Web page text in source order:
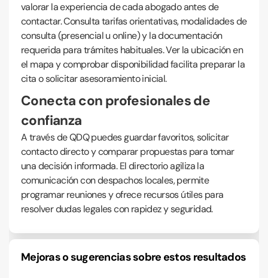
valorar la experiencia de cada abogado antes de
contactar. Consulta tarifas orientativas, modalidades de
consulta (presencial u online) y la documentación
requerida para trámites habituales. Ver la ubicación en
el mapa y comprobar disponibilidad facilita preparar la
cita o solicitar asesoramiento inicial.
Conecta con profesionales de
confianza
A través de QDQ puedes guardar favoritos, solicitar
contacto directo y comparar propuestas para tomar
una decisión informada. El directorio agiliza la
comunicación con despachos locales, permite
programar reuniones y ofrece recursos útiles para
resolver dudas legales con rapidez y seguridad.
Mejoras o sugerencias sobre estos resultados